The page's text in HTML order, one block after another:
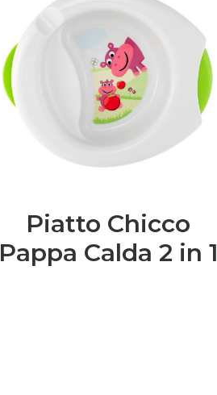
Piatto Chicco
Pappa Calda 2 in 1